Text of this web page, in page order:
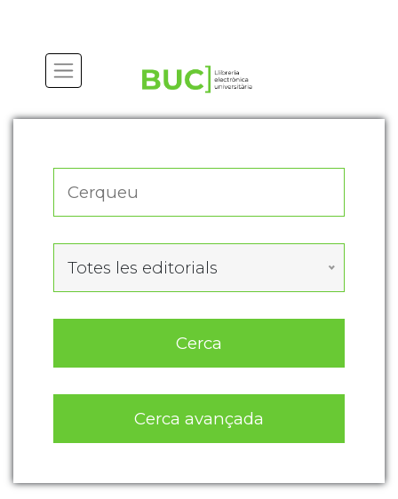
Totes les editorials
Cerca
Cerca avançada